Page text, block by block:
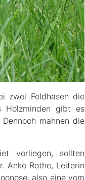
zwei Feldhasen die
Holzminden gibt es
mahnen die
vorliegen, sollten
Anke Rothe, Leiterin
also eine vom